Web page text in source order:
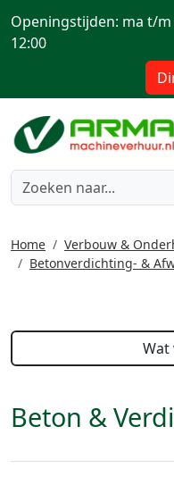
Openingstijden: ma t/m
12:00
Home
Verbouw &
Betonverdichting- &
Wat
Beton &